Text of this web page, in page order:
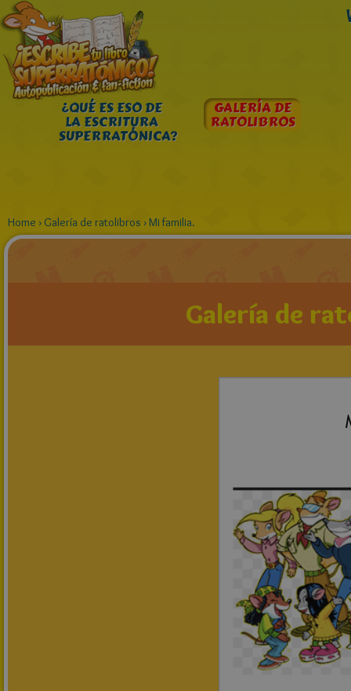
¿QUÉ ES ESO DE
LA ESCRITURA
SUPERRATÓNICA?
GALERÍA DE
RATOLIBROS
Home › Galería de ratolibros ›Mi familia.
Galería de